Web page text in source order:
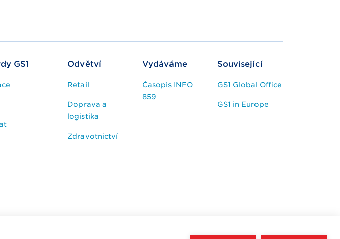
GS1 Odvětví
Retail
Doprava a
logistika
Zdravotnictví
Vydáváme
Časopis INFO
859
Související
GS1 Global Office
GS1 in Europe